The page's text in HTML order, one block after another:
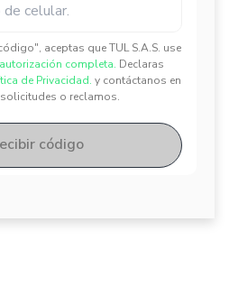
aceptas que TUL S.A.S. use
autorización completa. Declaras
de Privacidad. y contáctanos en
o reclamos.
✕
✕
código